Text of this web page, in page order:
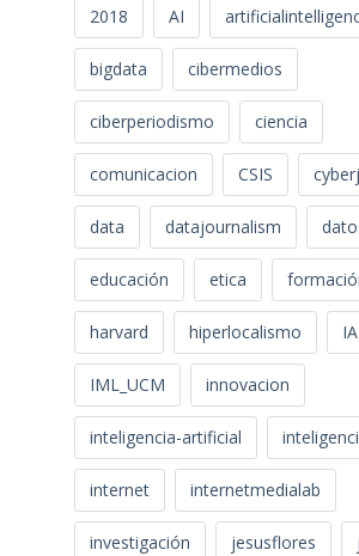
2018 AI
bigdata cibermedios
ciberperiodismo ciencia
comunicacion CSIS
data datajournalism
educación etica
harvard hiperlocalismo IA
IML_UCM innovacion
inteligencia-artificial
internet internetmedialab
investigación jesusflores